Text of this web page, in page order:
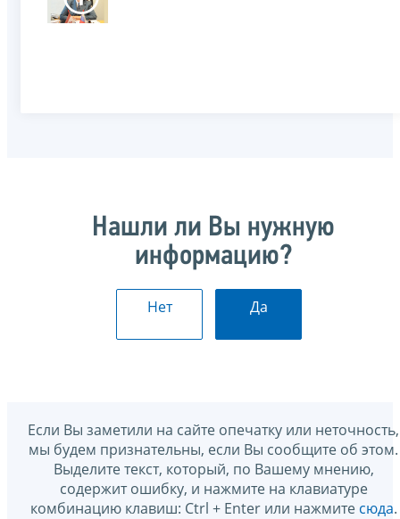
Нашли ли Вы нужную
информацию?
Нет Да
Если Вы заметили на сайте опечатку или неточность,
мы будем признательны, если Вы сообщите об этом.
Выделите текст, который, по Вашему мнению,
содержит ошибку, и нажмите на клавиатуре
комбинацию клавиш: Ctrl + Enter или нажмите сюда.